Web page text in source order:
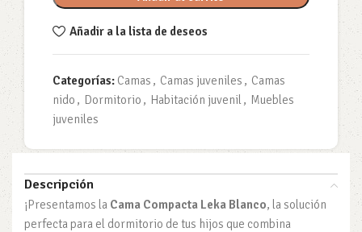
Añadir a la lista de deseos
Categorías: Camas , Camas juveniles , Camas
nido , Dormitorio , Habitación juvenil, Muebles
juveniles
Descripción
¡Presentamos la Cama Compacta Leka Blanco, la solución
perfecta para el dormitorio de tus hijos que combina